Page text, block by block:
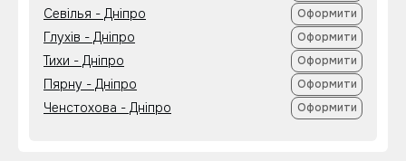
Севілья - Дніпро Оформити
Глухів - Дніпро Оформити
Тихи - Дніпро Оформити
Пярну - Дніпро Оформити
Ченстохова - Дніпро Оформити